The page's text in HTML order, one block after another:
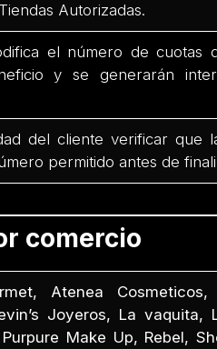
Autorizadas.
el número de cuotas
y se generarán
del cliente verificar que
permitido antes de
comercio
Atenea
Joyeros, La vaquita,
Make Up, Rebel,